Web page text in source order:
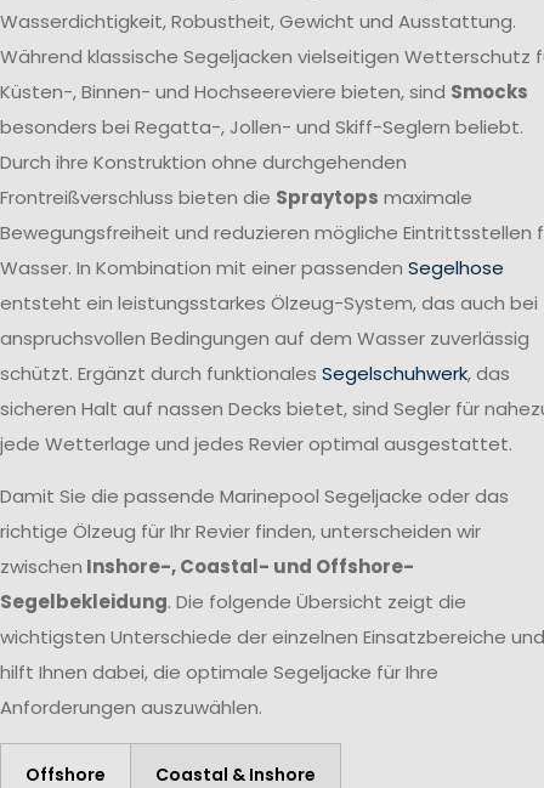
Wasserdichtigkeit, Robustheit, Gewicht und Ausstattung.
Während klassische Segeljacken vielseitigen Wetterschutz
Küsten-, Binnen- und Hochseereviere bieten, sind Smocks
besonders bei Regatta-, Jollen- und Skiff-Seglern beliebt.
Durch ihre Konstruktion ohne durchgehenden
Frontreißverschluss bieten die Spraytops maximale
Bewegungsfreiheit und reduzieren mögliche Eintrittsstellen
Wasser. In Kombination mit einer passenden Segelhose
entsteht ein leistungsstarkes Ölzeug-System, das auch bei
anspruchsvollen Bedingungen auf dem Wasser zuverlässig
schützt. Ergänzt durch funktionales Segelschuhwerk, das
sicheren Halt auf nassen Decks bietet, sind Segler für
jede Wetterlage und jedes Revier optimal ausgestattet.
Damit Sie die passende Marinepool Segeljacke oder das
richtige Ölzeug für Ihr Revier finden, unterscheiden wir
zwischen Inshore-, Coastal- und Offshore-
Segelbekleidung. Die folgende Übersicht zeigt die
wichtigsten Unterschiede der einzelnen Einsatzbereiche und
hilft Ihnen dabei, die optimale Segeljacke für Ihre
Anforderungen auszuwählen.
Offshore Coastal & Inshore